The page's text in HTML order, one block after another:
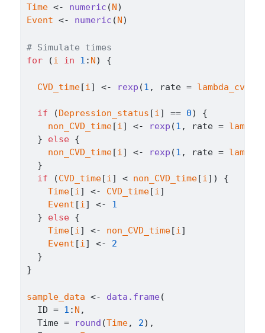
Time <- numeric (N)
Event <- numeric (N)
# Simulate times
for
(i in 1 : N) {
CVD_time [i] <- rexp (1 , rate = lambda_cvd
if ( Depression_status [i] == 0)
{
non_CVD_time [i] <- rexp (1 , rate =
}
else {
non_CVD_time [i] <- rexp (1 , rate =
}
if
(CVD_time [i] < non_CVD_time [i] )
{
Time [i] <- CVD_time [i]
Event [i] <-
1
}
else {
Time [i] <- non_CVD_time [i]
Event [i] <-
2
}
}
sample_data <- data.frame(
  ID
= 1 : N ,
  Time
= round (Time, 2) ,